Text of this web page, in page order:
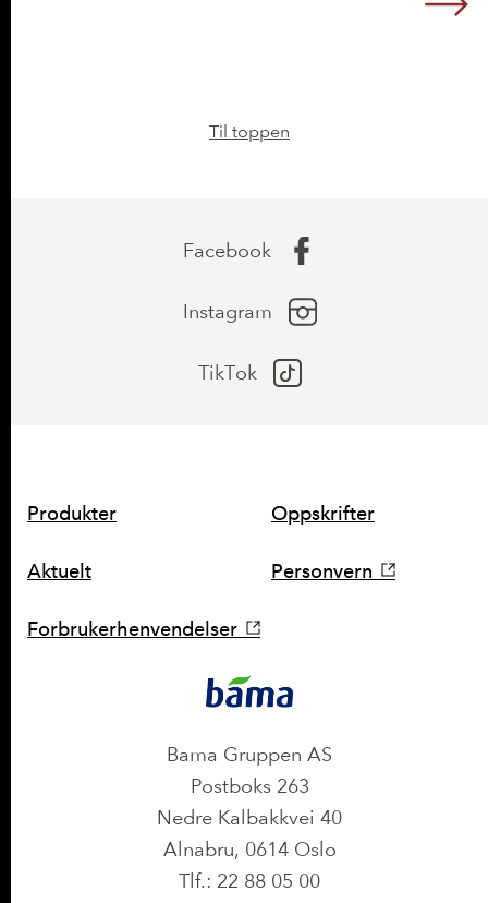
Til toppen
Facebook
Instagram
TikTok
Bama Gruppen AS
Postboks 263
Nedre Kalbakkvei 40
Alnabru, 0614 Oslo
Tlf.: 22 88 05 00
SNARVEIER
Produkter Oppskrifter
Aktuelt Personvern
Forbrukerhenvendelser